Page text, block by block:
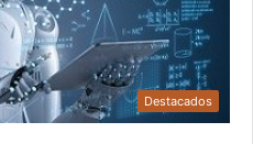
Destacados